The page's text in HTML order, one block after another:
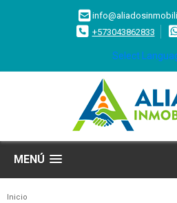
+573043862833
Select
MENÚ
Inicio